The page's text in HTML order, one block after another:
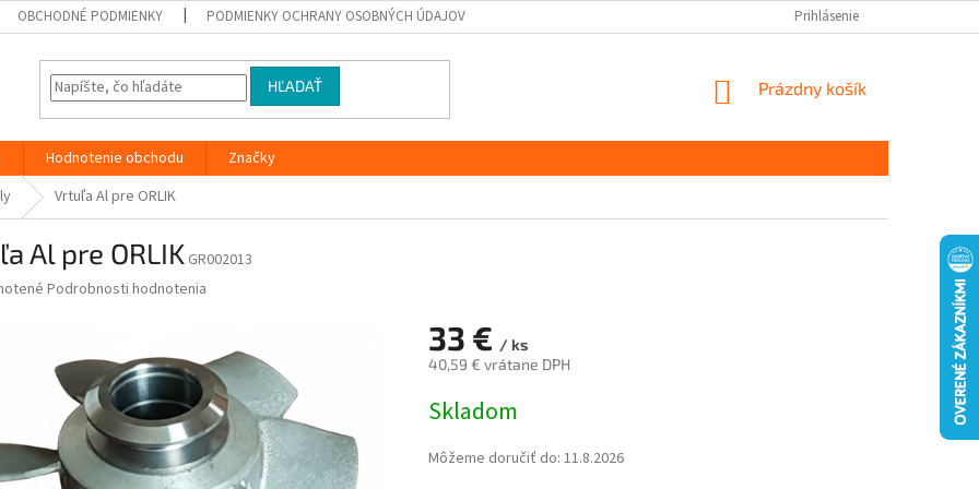
OBCHODNÉ PODMIENKY PODMIENKY OCHRANY OSOBNÝCH ÚDAJOV Prihlásenie
HĽADAŤ
NÁKUPNÝ
Prázdny košík
Hodnotenie obchodu
Značky
Vrtuľa Al pre ORLIK
Al pre ORLIK GR002013
Podrobnosti hodnotenia
33 € / ks
40,59 € vrátane DPH
cena:
Skladom
Môžeme doručiť do: 11.8.2026